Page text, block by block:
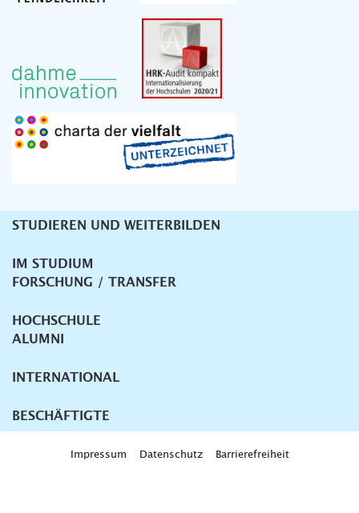
Unternavigation
STUDIEREN UND WEITERBILDEN
IM STUDIUM
FORSCHUNG / TRANSFER
HOCHSCHULE
ALUMNI
INTERNATIONAL
BESCHÄFTIGTE
Impressum Datenschutz Barrierefreiheit